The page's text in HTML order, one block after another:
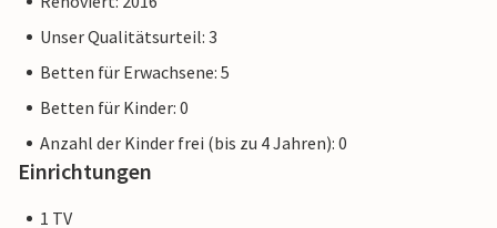
Unser Qualitätsurteil: 3
Betten für Erwachsene: 5
Betten für Kinder: 0
Anzahl der Kinder frei (bis zu 4 Jahren): 0
Einrichtungen
1 TV